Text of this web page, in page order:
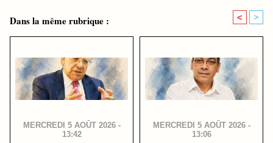
Dans la même rubrique : < >
MERCREDI 5 AOÛT 2026 -
13:42
MERCREDI 5 AOÛT 2026 -
13:06